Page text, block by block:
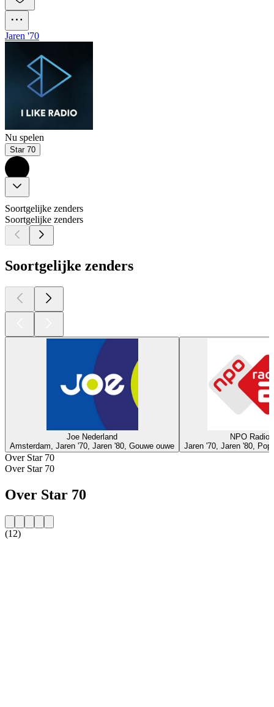
Jaren '70
Nu spelen
Star 70
Soortgelijke zenders
Soortgelijke zenders
Soortgelijke zenders
Joe Nederland
Amsterdam, Jaren '70, Jaren '80, Gouwe ouwe
NPO Radio
Jaren '70, Jaren '80,
Over Star 70
Over Star 70
Over Star 70
(12)